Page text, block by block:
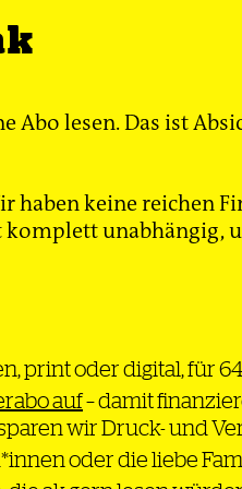
die während der
Die
geleistet. Im
Rudolf Pöch bei der
noch immer im Hof
hatte einen Teil seiner
Bevölkerung.
Messer zurückforderte,
Pöch in
phonografischen
die gewaltförmigen
sich auch in den
Abo lesen. Das ist
haben keine reichen
unabhängig,
print oder digital, für
auf– damit
wir Druck- und
oder die liebe